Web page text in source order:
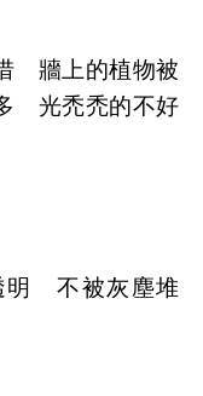
牆上的植物被
光禿禿的不好
明 不被灰塵堆